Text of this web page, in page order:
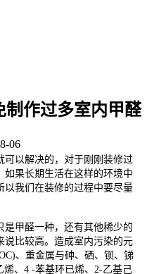
制作过多室内甲醛
06
可以解决的，对于刚刚装修过
如果长期生活在这样的环境中
以我们在装修的过程中要尽量
是甲醛一种，还有其他稀少的
说比较高。造成室内污染的元
、重金属与砷、硒、钡、锑
、4 -苯基环已烯、2-乙基己